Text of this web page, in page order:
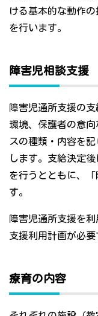
ける基本的な動作
を行います。
障害児相談支援
障害児通所支援の
環境、保護者の意
スの種類・内容を
します。支給決定
を行うとともに、
す。
障害児通所支援を
支援利用計画が必要
療育の内容